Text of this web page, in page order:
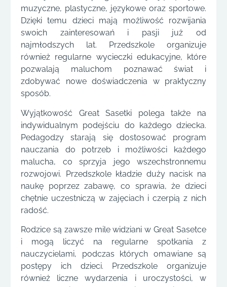
muzyczne, plastyczne, językowe oraz sportowe.
Dzięki temu dzieci mają możliwość rozwijania
swoich zainteresowań i pasji już od
najmłodszych lat. Przedszkole organizuje
również regularne wycieczki edukacyjne, które
pozwalają maluchom poznawać świat i
zdobywać nowe doświadczenia w praktyczny
sposób.
Wyjątkowość Great Sasetki polega także na
indywidualnym podejściu do każdego dziecka.
Pedagodzy starają się dostosować program
nauczania do potrzeb i możliwości każdego
malucha, co sprzyja jego wszechstronnemu
rozwojowi. Przedszkole kładzie duży nacisk na
naukę poprzez zabawę, co sprawia, że dzieci
chętnie uczestniczą w zajęciach i czerpią z nich
radość.
Rodzice są zawsze mile widziani w Great Sasetce
i mogą liczyć na regularne spotkania z
nauczycielami, podczas których omawiane są
postępy ich dzieci. Przedszkole organizuje
również liczne wydarzenia i uroczystości, w